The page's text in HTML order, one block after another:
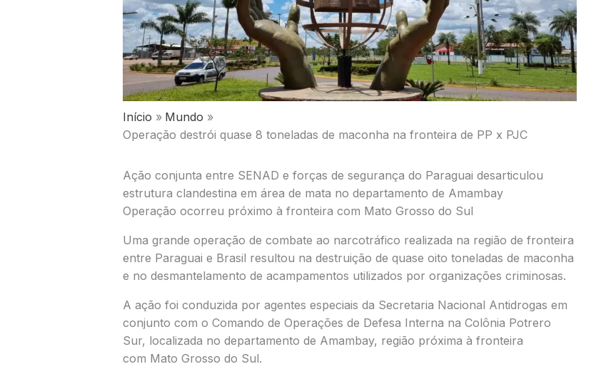
Início
Mundo
Operação destrói quase 8 toneladas de maconha na fronteira de PP x PJC
Ação conjunta entre SENAD e forças de segurança do Paraguai desarticulou
estrutura clandestina em área de mata no departamento de Amambay
Operação ocorreu próximo à fronteira com Mato Grosso do Sul
Uma grande operação de combate ao narcotráfico realizada na região de fronteira
entre Paraguai e Brasil resultou na destruição de quase oito toneladas de maconha
e no desmantelamento de acampamentos utilizados por organizações criminosas.
A ação foi conduzida por agentes especiais da Secretaria Nacional Antidrogas em
conjunto com o Comando de Operações de Defesa Interna na Colônia Potrero
Sur, localizada no departamento de Amambay, região próxima à fronteira
com Mato Grosso do Sul.